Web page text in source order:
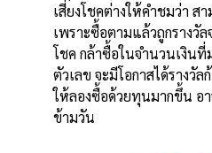
เสี่ยงโชคต่างให้คำชมว่า ส
เพราะซื้อตามแล้วถูกรางวั
โชค กล้าซื้อในจำนวนเงินที่
ตัวเลข จะมีโอกาสได้รางวั
ให้ลองซื้อด้วยทุนมากขึ้น อ
ข้ามวัน